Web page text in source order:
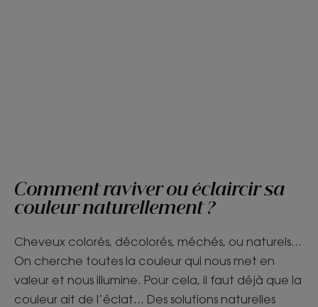
Comment raviver ou éclaircir sa
couleur naturellement ?
Cheveux colorés, décolorés, méchés, ou naturels…
On cherche toutes la couleur qui nous met en
valeur et nous illumine. Pour cela, il faut déjà que la
couleur ait de l’éclat… Des solutions naturelles